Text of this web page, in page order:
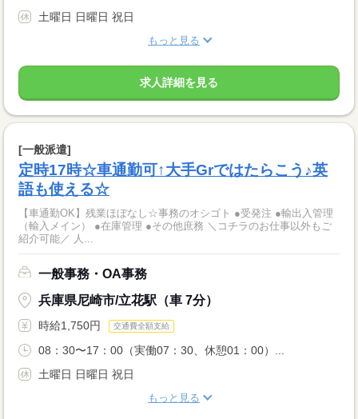
土曜日 日曜日 祝日
もっと見る
求人詳細を見る
[一般派遣]
定時17時☆車通勤可↑大手Grではたらこう♪英
語も使える☆
【車通勤OK】残業ほぼなし☆事務のオシゴト ●受発注 ●輸出入管理
（輸入メイン） ●在庫管理 ●その他庶務 ＼コチラのお仕事以外もご
紹介可能／ 人...
一般事務・OA事務
兵庫県尼崎市/立花駅（車 7分）
時給1,750円 交通費全額支給
08：30〜17：00（実働07：30、休憩01：00）...
土曜日 日曜日 祝日
もっと見る